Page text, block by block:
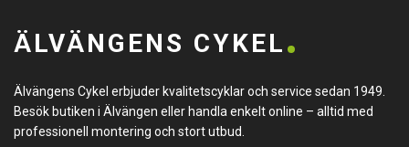
ÄLVÄNGENS CYKEL
Älvängens Cykel erbjuder kvalitetscyklar och service sedan 1949.
Besök butiken i Älvängen eller handla enkelt online – alltid med
professionell montering och stort utbud.